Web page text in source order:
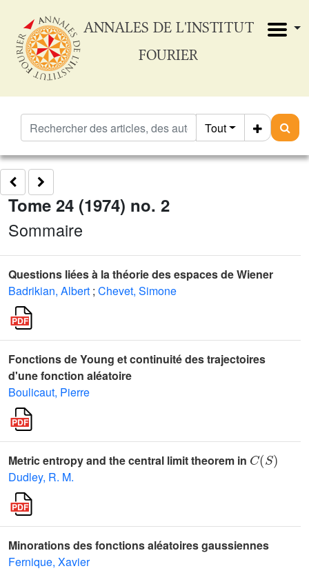
ANNALES DE L'INSTITUT
FOURIER
Tout
Tome 24 (1974) no. 2
Sommaire
Questions liées à la théorie des espaces de Wiener
Badrikian, Albert ; Chevet, Simone
Fonctions de Young et continuité des trajectoires
d'une fonction aléatoire
Boulicaut, Pierre
Metric entropy and the central limit theorem in
( )
Dudley, R. M.
Minorations des fonctions aléatoires gaussiennes
Fernique, Xavier